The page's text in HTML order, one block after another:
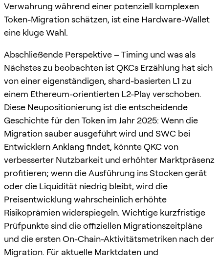
Verwahrung während einer potenziell komplexen
Token-Migration schätzen, ist eine Hardware-Wallet
eine kluge Wahl.
Abschließende Perspektive – Timing und was als
Nächstes zu beobachten ist QKCs Erzählung hat sich
von einer eigenständigen, shard-basierten L1 zu
einem Ethereum-orientierten L2-Play verschoben.
Diese Neupositionierung ist die entscheidende
Geschichte für den Token im Jahr 2025: Wenn die
Migration sauber ausgeführt wird und SWC bei
Entwicklern Anklang findet, könnte QKC von
verbesserter Nutzbarkeit und erhöhter Marktpräsenz
profitieren; wenn die Ausführung ins Stocken gerät
oder die Liquidität niedrig bleibt, wird die
Preisentwicklung wahrscheinlich erhöhte
Risikoprämien widerspiegeln. Wichtige kurzfristige
Prüfpunkte sind die offiziellen Migrationszeitpläne
und die ersten On-Chain-Aktivitätsmetriken nach der
Migration. Für aktuelle Marktdaten und